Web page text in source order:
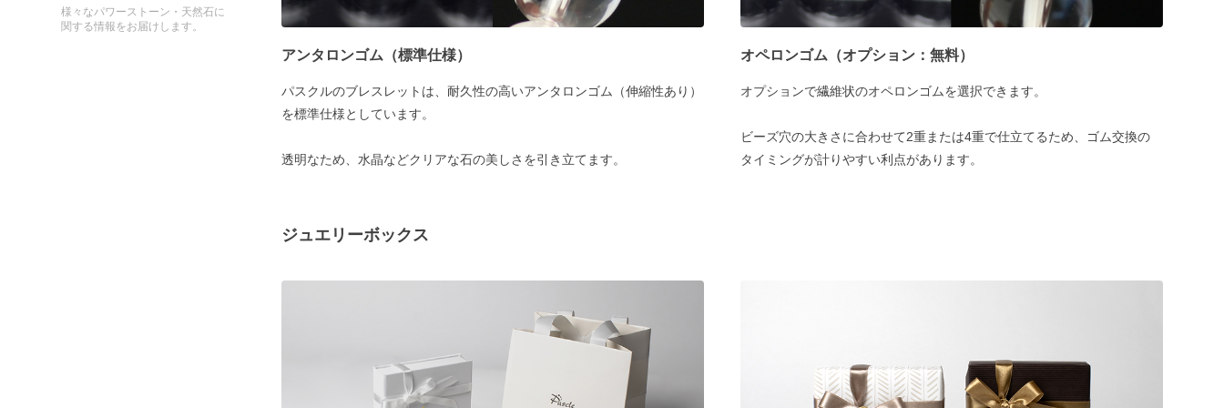
様々なパワーストーン・天然石に
関する情報をお届けします。
アンタロンゴム（標準仕様）
パスクルのブレスレットは、耐久性の高いアンタロンゴム（伸縮性あり）
を標準仕様としています。
透明なため、水晶などクリアな石の美しさを引き立てます。
オペロンゴム（オプション：無料）
オプションで繊維状のオペロンゴムを選択できます。
ビーズ穴の大きさに合わせて2重または4重で仕立てるため、ゴム交換の
タイミングが計りやすい利点があります。
ジュエリーボックス